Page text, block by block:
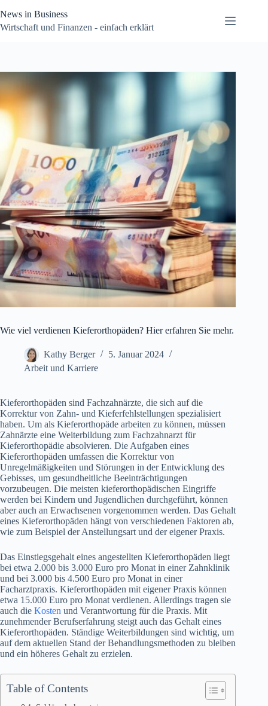
Inhalt
springen
News in Business
Wirtschaft und Finanzen - einfach erklärt
Wie viel verdienen Kieferorthopäden? Hier erfahren Sie mehr.
Kathy Berger
5. Januar 2024
Arbeit und Karriere
Kieferorthopäden sind Fachzahnärzte, die sich auf die
Korrektur von Zahn- und Kieferfehlstellungen spezialisiert
haben. Um als Kieferorthopäde arbeiten zu können, müssen
Zahnärzte eine Weiterbildung zum Fachzahnarzt für
Kieferorthopädie absolvieren. Die Aufgaben eines
Kieferorthopäden umfassen die Korrektur von
Unregelmäßigkeiten und Störungen in der Entwicklung des
Gebisses, um gesundheitliche Beeinträchtigungen
vorzubeugen. Die meisten kieferorthopädischen Eingriffe
werden bei Kindern und Jugendlichen durchgeführt, können
aber auch an Erwachsenen vorgenommen werden. Das Gehalt
eines Kieferorthopäden hängt von verschiedenen Faktoren ab,
wie zum Beispiel der Anstellungsart und der eigener Praxis.
Das Einstiegsgehalt eines angestellten Kieferorthopäden liegt
bei etwa 2.000 bis 3.000 Euro pro Monat in einer Zahnklinik
und bei 3.000 bis 4.500 Euro pro Monat in einer
Facharztpraxis. Kieferorthopäden mit eigener Praxis können
etwa 15.000 Euro pro Monat verdienen. Allerdings tragen sie
auch die Kosten und Verantwortung für die Praxis. Mit
zunehmender Berufserfahrung steigt auch das Gehalt eines
Kieferorthopäden. Ständige Weiterbildungen sind wichtig, um
auf dem aktuellen Stand der Behandlungsmethoden zu bleiben
und ein höheres Gehalt zu erzielen.
Table of Contents